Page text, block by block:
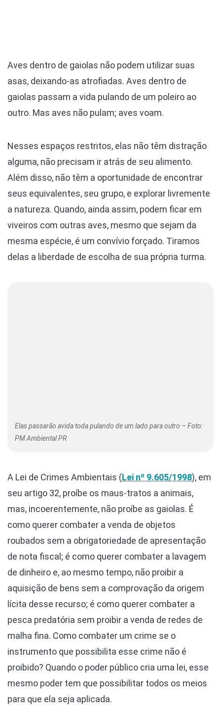
Aves dentro de gaiolas não podem utilizar suas
asas, deixando-as atrofiadas. Aves dentro de
gaiolas passam a vida pulando de um poleiro ao
outro. Mas aves não pulam; aves voam.
Nesses espaços restritos, elas não têm distração
alguma, não precisam ir atrás de seu alimento.
Além disso, não têm a oportunidade de encontrar
seus equivalentes, seu grupo, e explorar livremente
a natureza. Quando, ainda assim, podem ficar em
viveiros com outras aves, mesmo que sejam da
mesma espécie, é um convívio forçado. Tiramos
delas a liberdade de escolha de sua própria turma.
Elas passarão avida toda pulando de um lado para outro – Foto:
PM Ambiental PR
A Lei de Crimes Ambientais (Lei nº 9.605/1998), em
seu artigo 32, proíbe os maus-tratos a animais,
mas, incoerentemente, não proíbe as gaiolas. É
como querer combater a venda de objetos
roubados sem a obrigatoriedade de apresentação
de nota fiscal; é como querer combater a lavagem
de dinheiro e, ao mesmo tempo, não proibir a
aquisição de bens sem a comprovação da origem
lícita desse recurso; é como querer combater a
pesca predatória sem proibir a venda de redes de
malha fina. Como combater um crime se o
instrumento que possibilita esse crime não é
proibido? Quando o poder público cria uma lei, esse
mesmo poder tem que possibilitar todos os meios
para que ela seja aplicada.